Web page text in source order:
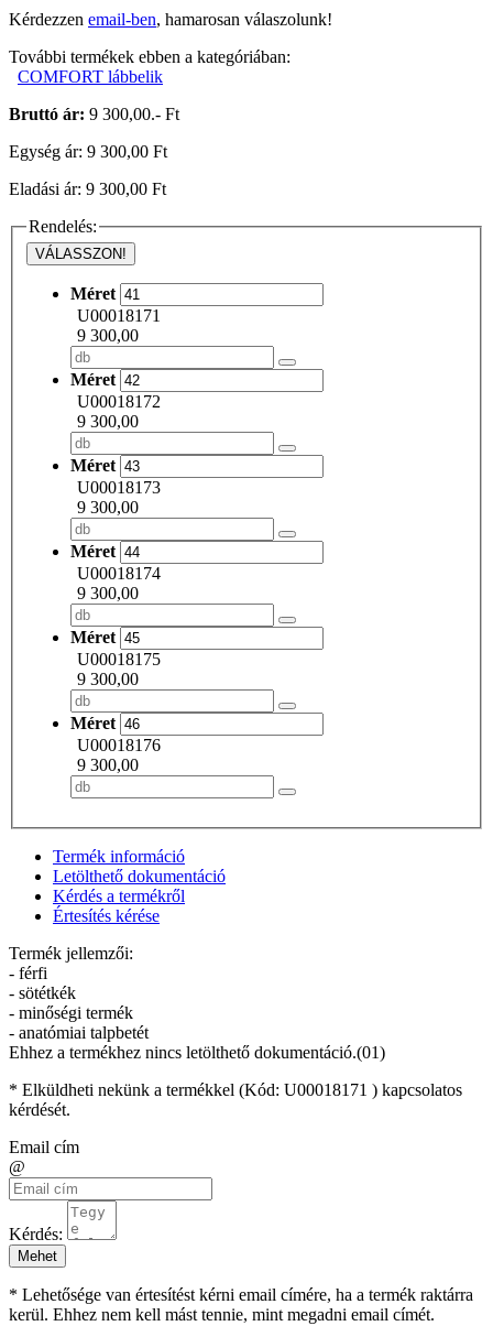
Kérdezzen email-ben, hamarosan válaszolunk!
További termékek ebben a kategóriában:
COMFORT lábbelik
Bruttó ár: 9 300,00.- Ft
Egység ár: 9 300,00 Ft
Eladási ár: 9 300,00 Ft
Rendelés:
VÁLASSZON!
Méret
U00018171
9 300,00
Méret
U00018172
9 300,00
Méret
U00018173
9 300,00
Méret
U00018174
9 300,00
Méret
U00018175
9 300,00
Méret
U00018176
9 300,00
Termék információ
Letölthető dokumentáció
Kérdés a termékről
Értesítés kérése
Termék jellemzői:
- férfi
- sötétkék
- minőségi termék
- anatómiai talpbetét
Ehhez a termékhez nincs letölthető dokumentáció.(01)
* Elküldheti nekünk a termékkel (Kód: U00018171 ) kapcsolatos
kérdését.
Email cím
@
Kérdés:
Mehet
* Lehetősége van értesítést kérni email címére, ha a termék raktárra
kerül. Ehhez nem kell mást tennie, mint megadni email címét.